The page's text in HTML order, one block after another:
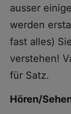
ausser
werden
fast alles)
verstehen!
für Satz.
Hören/